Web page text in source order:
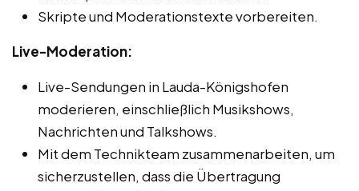
Skripte und Moderationstexte vorbereiten.
Live-Moderation:
Live-Sendungen in Lauda-Königshofen
moderieren, einschließlich Musikshows,
Nachrichten und Talkshows.
Mit dem Technikteam zusammenarbeiten, um
sicherzustellen, dass die Übertragung